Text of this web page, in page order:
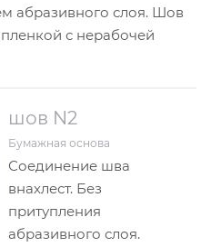
абразивного слоя. Шов
с нерабочей
шов N2
Бумажная основа
Соединение шва
внахлест. Без
притупления
абразивного слоя.